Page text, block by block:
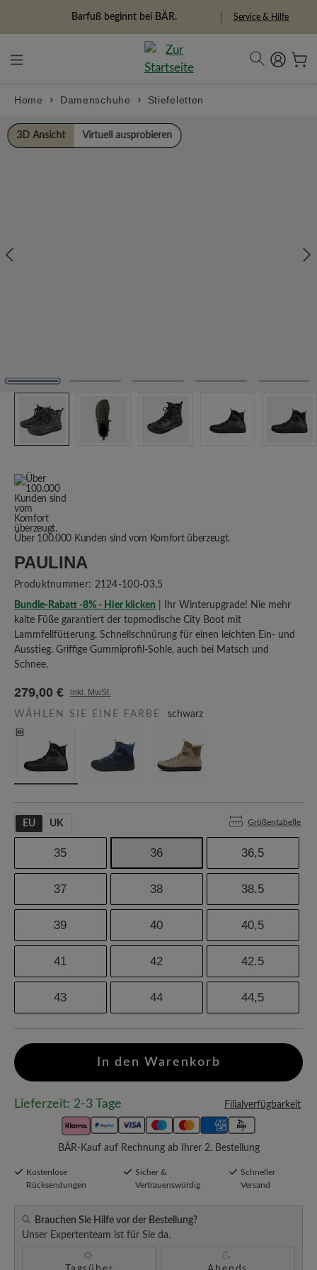
Freiheitspioniere Service & Hilfe
Home Damenschuhe Stiefeletten
Bildergalerie überspringen
3D Ansicht Virtuell ausprobieren
Über 100.000 Kunden sind vom Komfort überzeugt.
PAULINA
Produktnummer: 2124-100-03,5
Bundle-Rabatt -8% - Hier klicken | Ihr Winterupgrade! Nie mehr
kalte Füße garantiert der topmodische City Boot mit
Lammfellfütterung. Schnellschnürung für einen leichten Ein- und
Ausstieg. Griffige Gummiprofil-Sohle, auch bei Matsch und
Schnee.
279,00 € inkl. MwSt.
WÄHLEN SIE EINE FARBE schwarz
EU UK Größentabelle
35 36 36,5
37 38 38.5
39 40 40,5
41 42 42.5
43 44 44,5
In den Warenkorb
Lieferzeit: 2-3 Tage Filialverfügbarkeit
BÄR-Kauf auf Rechnung ab Ihrer 2. Bestellung
Kostenlose
Rücksendungen
Sicher &
Vertrauenswürdig
Schneller
Versand
Brauchen Sie Hilfe vor der Bestellung?
Unser Expertenteam ist für Sie da.